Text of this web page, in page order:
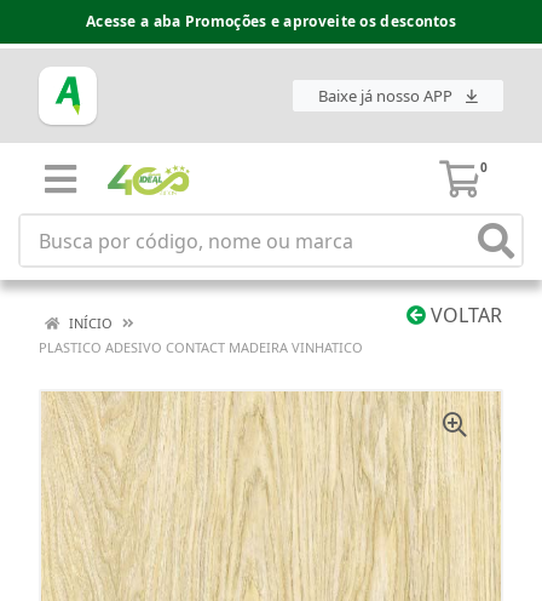
Acesse a aba Promoções e aproveite os descontos
Baixe já nosso APP
0
VOLTAR
INÍCIO
PLASTICO ADESIVO CONTACT MADEIRA VINHATICO